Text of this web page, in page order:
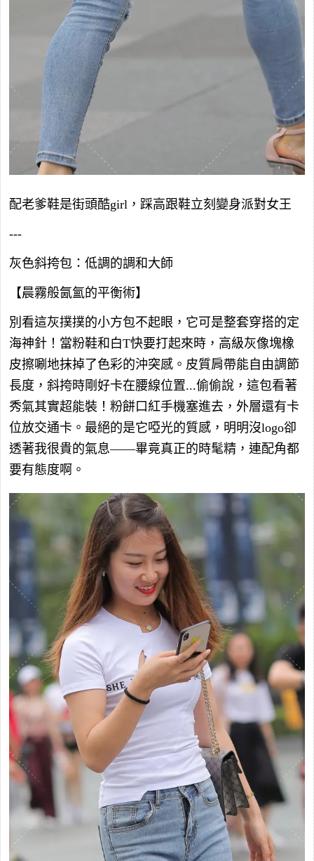
配老爹鞋是街頭酷girl，踩高跟鞋立刻變身派對女王
---
灰色斜挎包：低調的調和大師
【晨霧般氤氳的平衡術】
別看這灰撲撲的小方包不起眼，它可是整套穿搭的定
海神針！當粉鞋和白T快要打起來時，高級灰像塊橡
皮擦唰地抹掉了色彩的沖突感。皮質肩帶能自由調節
長度，斜挎時剛好卡在腰線位置...偷偷說，這包看著
秀氣其實超能裝！粉餅口紅手機塞進去，外層還有卡
位放交通卡。最絕的是它啞光的質感，明明沒logo卻
透著我很貴的氣息——畢竟真正的時髦精，連配角都
要有態度啊。